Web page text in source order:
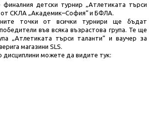
детски турнир „Атлетиката търси
от СКЛА „Академик–София“ и БФЛА.
точки от всички турнири ще бъдат
във всяка възрастова група. Те ще
„Атлетиката търси таланти“ и ваучер за
магазини SLS.
дисциплини можете да видите тук: